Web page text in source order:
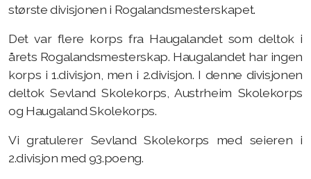
største divisjonen i Rogalandsmesterskapet.
Det var flere korps fra Haugalandet som deltok i
årets Rogalandsmesterskap. Haugalandet har ingen
korps i 1.divisjon, men i 2.divisjon. I denne divisjonen
deltok Sevland Skolekorps, Austrheim Skolekorps
og Haugaland Skolekorps.
Vi gratulerer Sevland Skolekorps med seieren i
2.divisjon med 93.poeng.